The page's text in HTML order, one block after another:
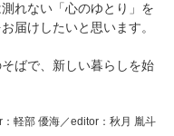
れない「心のゆとり」を
届けしたいと思います。
ばで、新しい暮らしを始
軽部 優海／editor：秋月 胤斗